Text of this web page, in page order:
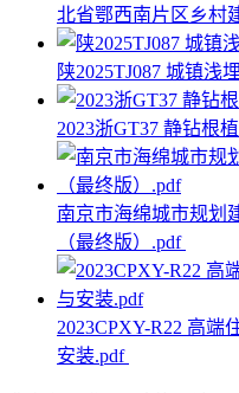
北省鄂西南片区乡村
陕2025TJ087 城镇浅
2023浙GT37 静钻根
南京市海绵城市规划
（最终版）.pdf
2023CPXY-R22 高端
安装.pdf